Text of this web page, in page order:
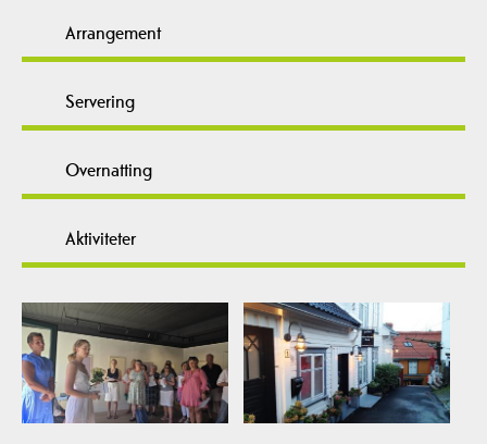
Arrangement
Servering
Overnatting
Aktiviteter